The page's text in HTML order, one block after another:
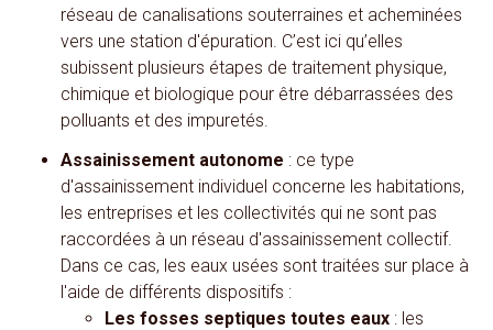
réseau de canalisations souterraines et acheminées
vers une station d'épuration. C’est ici qu’elles
subissent plusieurs étapes de traitement physique,
chimique et biologique pour être débarrassées des
polluants et des impuretés.
Assainissement autonome : ce type
d'assainissement individuel concerne les habitations,
les entreprises et les collectivités qui ne sont pas
raccordées à un réseau d'assainissement collectif.
Dans ce cas, les eaux usées sont traitées sur place à
l'aide de différents dispositifs :
Les fosses septiques toutes eaux : les